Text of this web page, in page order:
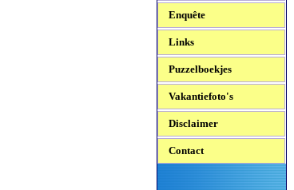
Enquête
Links
Puzzelboekjes
Vakantiefoto's
Disclaimer
Contact